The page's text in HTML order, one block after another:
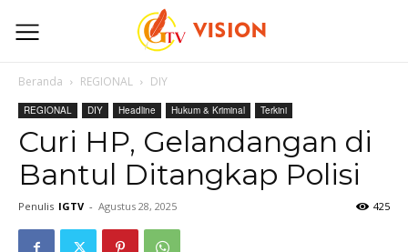
Beranda REGIONAL DIY
REGIONAL DIY Headline Hukum & Kriminal Terkini
Curi HP, Gelandangan di
Bantul Ditangkap Polisi
Penulis IGTV - Agustus 28, 2025 425